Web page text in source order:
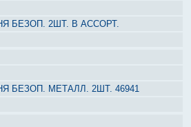
БЕЗОП. 2ШТ. В АССОРТ.
БЕЗОП. МЕТАЛЛ. 2ШТ. 46941